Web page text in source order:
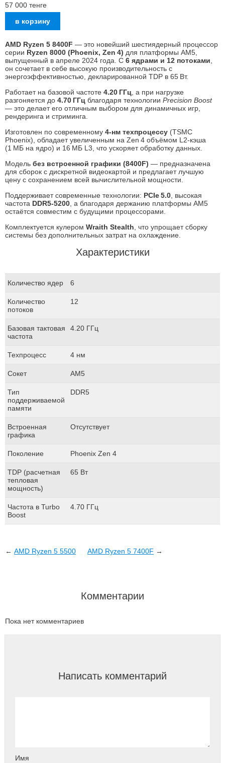
57 000 тенге
AMD Ryzen 5 8400F — это новейший шестиядерный процессор
серии Ryzen 8000 (Phoenix, Zen 4) для платформы AM5,
выпущенный в апреле 2024 года. С 6 ядрами и 12 потоками
он сочетает в себе высокую производительность с
энергоэффективностью, декларированной TDP в 65 Вт.
Работает на базовой частоте 4.20 ГГц , а при нагрузке
разгоняется до 4.70 ГГц благодаря технологии Precision Boost
— это делает его отличным выбором для динамичных игр,
рендеринга и стриминга.
Изготовлен по современному 4‑нм техпроцессу (TSMC
Phoenix), обладает увеличенным на Zen 4 объёмом L2‑кэша
(1 МБ на ядро) и 16 МБ L3, что ускоряет обработку данных.
Модель без встроенной графики (8400F) — предназначена
для сборок с дискретной видеокартой и предлагает лучшую
цену с сохранением всей вычислительной мощности.
Поддерживает современные технологии: PCIe 5.0 , высокая
частота DDR5‑5200 , а благодаря держанию платформы AM5
остаётся совместим с будущими процессорами.
Комплектуется кулером Wraith Stealth , что упрощает сборку
системы без дополнительных затрат на охлаждение.
Характеристики
Количество ядер 6
Количество
потоков
12
Базовая тактовая
частота
4.20 ГГц
Техпроцесс 4 нм
Сокет АМ5
Тип
поддерживаемой
памяти
DDR5
Встроенная
графика
Отсутствует
Поколение Phoenix Zen 4
TDP (расчетная
тепловая
мощность)
65 Вт
Частота в Turbo
Boost
4.70 ГГц
← AMD Ryzen 5 5500 AMD Ryzen 5 7400F →
Комментарии
Пока нет комментариев
Написать комментарий
Имя